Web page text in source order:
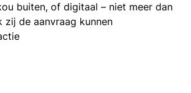
buiten, of digitaal – niet meer dan
de aanvraag kunnen